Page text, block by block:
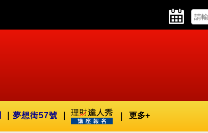
夢想街57號 更多+